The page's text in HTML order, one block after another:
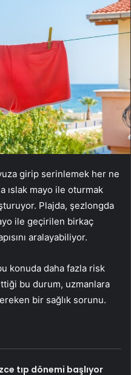
girip serinlemek her ne
ıslak mayo ile oturmak
Plajda, şezlongda
ile geçirilen birkaç
aralayabiliyor.
konuda daha fazla risk
bu durum, uzmanlara
bir sağlık sorunu.
tıp dönemi başlıyor